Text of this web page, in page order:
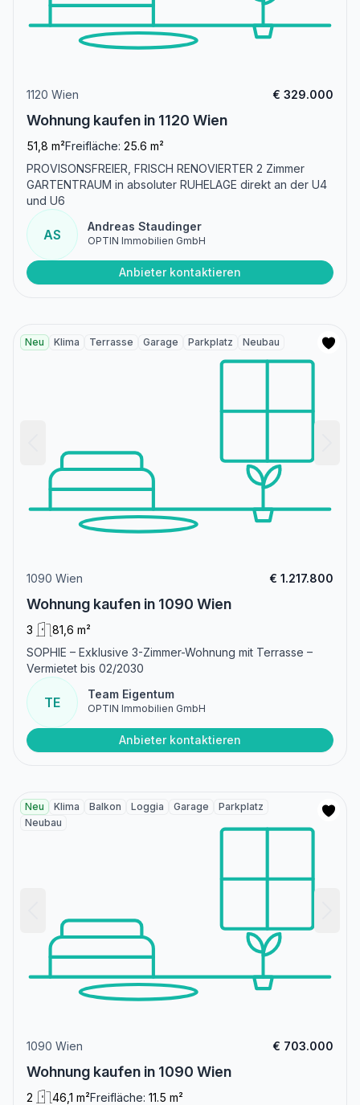
1120 Wien € 329.000
Wohnung kaufen in 1120 Wien
51,8 m²Freifläche: 25.6 m²
PROVISONSFREIER, FRISCH RENOVIERTER 2 Zimmer
GARTENTRAUM in absoluter RUHELAGE direkt an der U4
und U6
AS
Andreas Staudinger
OPTIN Immobilien GmbH
Anbieter kontaktieren
Neu Klima Terrasse Garage Parkplatz Neubau
1090 Wien € 1.217.800
Wohnung kaufen in 1090 Wien
3
81,6 m²
SOPHIE – Exklusive 3-Zimmer-Wohnung mit Terrasse –
Vermietet bis 02/2030
TE
Team Eigentum
OPTIN Immobilien GmbH
Anbieter kontaktieren
Neu Klima Balkon Loggia Garage
Parkplatz
Neubau
1090 Wien € 703.000
Wohnung kaufen in 1090 Wien
2 46,1 m²Freifläche: 11.5 m²